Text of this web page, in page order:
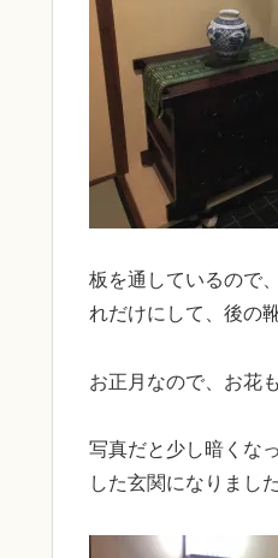
板を通しているので
れだけにして、後の
お正月なので、お花
写真だと少し暗くな
した玄関になりました